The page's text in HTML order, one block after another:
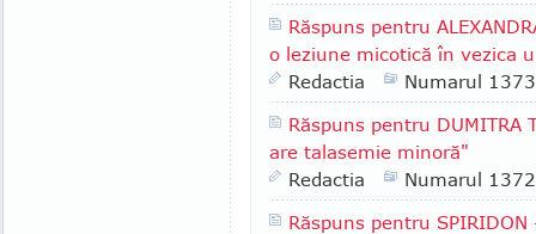
Răspuns pentru
o leziune micotică în vezica
Redactia
Numarul 1373
Răspuns pentru
are talasemie minoră"
Redactia
Numarul 1372
Răspuns pentru